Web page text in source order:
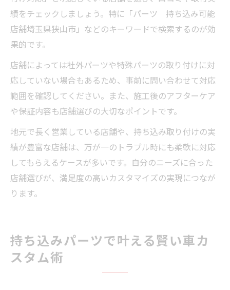
績をチェックしましょう。特に「パーツ 持ち込み可能
店舗埼玉県狭山市」などのキーワードで検索するのが効
果的です。
店舗によっては社外パーツや特殊パーツの取り付けに対
応していない場合もあるため、事前に問い合わせて対応
範囲を確認してください。また、施工後のアフターケア
や保証内容も店舗選びの大切なポイントです。
地元で長く営業している店舗や、持ち込み取り付けの実
績が豊富な店舗は、万が一のトラブル時にも柔軟に対応
してもらえるケースが多いです。自分のニーズに合った
店舗選びが、満足度の高いカスタマイズの実現につなが
ります。
持ち込みパーツで叶える賢い車カ
スタム術